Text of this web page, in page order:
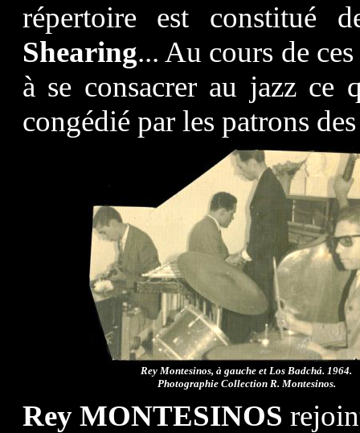
répertoire est constitué
Shearing... Au cours de
à se consacrer au jazz
congédié par les patrons
Rey Montesinos, à gauche et Los Badchá. 1964.
Photographie Collection R. Montesinos.
Rey MONTESINOS